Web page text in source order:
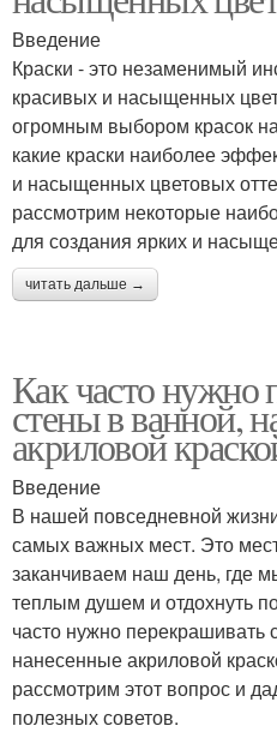
Введение
Краски - это незаменимый
красивых и насыщенных
огромным выбором красок
какие краски наиболее
и насыщенных цветовых
рассмотрим некоторые
для создания ярких и
читать дальше →
Как часто нужно
стены в ванной,
акриловой
Введение
В нашей повседневной
самых важных мест. Это
заканчиваем наш день, где
теплым душем и отдохнуть
часто нужно перекрашивать
нанесенные акриловой
рассмотрим этот вопрос и
полезных советов.